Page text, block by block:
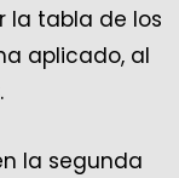
la tabla de los
aplicado, al
la segunda